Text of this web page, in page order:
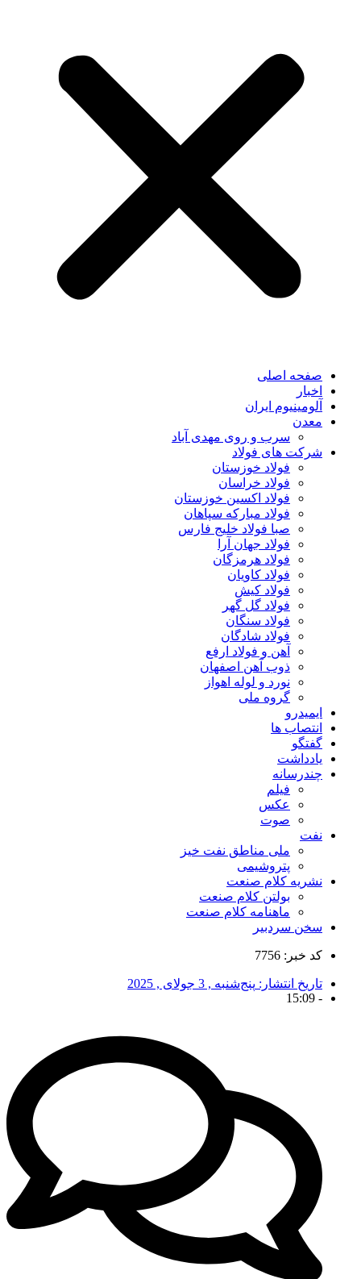
صفحه اصلی
اخبار
آلومینیوم ایران
معدن
سرب و روی مهدی آباد
شرکت های فولاد
فولاد خوزستان
فولاد خراسان
فولاد اکسین خوزستان
فولاد مبارکه سپاهان
صبا فولاد خلیج فارس
فولاد جهان آرا
فولاد هرمزگان
فولاد کاویان
فولاد کیش
فولاد گل گهر
فولاد سنگان
فولاد شادگان
آهن و فولاد ارفع
ذوب آهن اصفهان
نورد و لوله اهواز
گروه ملی
ایمیدرو
انتصاب ها
گفتگو
یادداشت
چندرسانه
فیلم
عکس
صوت
نفت
ملی مناطق نفت خیز
پتروشیمی
نشریه کلام صنعت
بولتن کلام صنعت
ماهنامه کلام صنعت
سخن سردبیر
کد خبر: 7756
تاریخ انتشار: پنج‌شنبه , 3 جولای , 2025
-
15:09